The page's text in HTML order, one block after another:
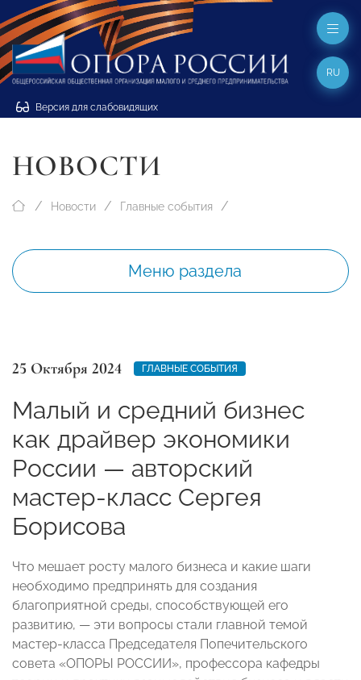
Версия для слабовидящих
RU
НОВОСТИ
Новости Главные события
Меню раздела
25 Октября 2024 ГЛАВНЫЕ СОБЫТИЯ
Малый и средний бизнес
как драйвер экономики
России — авторский
мастер-класс Сергея
Борисова
Что мешает росту малого бизнеса и какие шаги
необходимо предпринять для создания
благоприятной среды, способствующей его
развитию, — эти вопросы стали главной темой
мастер-класса Председателя Попечительского
совета «ОПОРЫ РОССИИ», профессора кафедры